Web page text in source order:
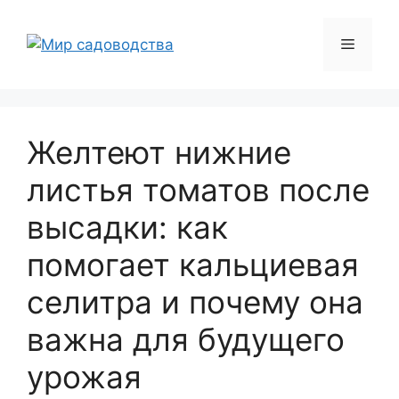
содержимому
Меню
Желтеют нижние
листья томатов после
высадки: как
помогает кальциевая
селитра и почему она
важна для будущего
урожая